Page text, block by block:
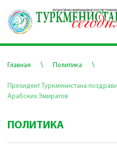
Главная \ Политика \
Президент Туркменистана
Арабских Эмиратов
ПОЛИТИКА